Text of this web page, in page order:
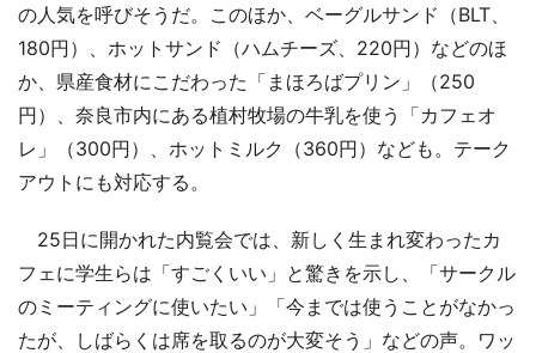
の人気を呼びそうだ。このほか、ベーグルサンド（BLT、
180円）、ホットサンド（ハムチーズ、220円）などのほ
か、県産食材にこだわった「まほろばプリン」（250
円）、奈良市内にある植村牧場の牛乳を使う「カフェオ
レ」（300円）、ホットミルク（360円）なども。テーク
アウトにも対応する。
25日に開かれた内覧会では、新しく生まれ変わったカ
フェに学生らは「すごくいい」と驚きを示し、「サークル
のミーティングに使いたい」「今までは使うことがなかっ
たが、しばらくは席を取るのが大変そう」などの声。ワッ